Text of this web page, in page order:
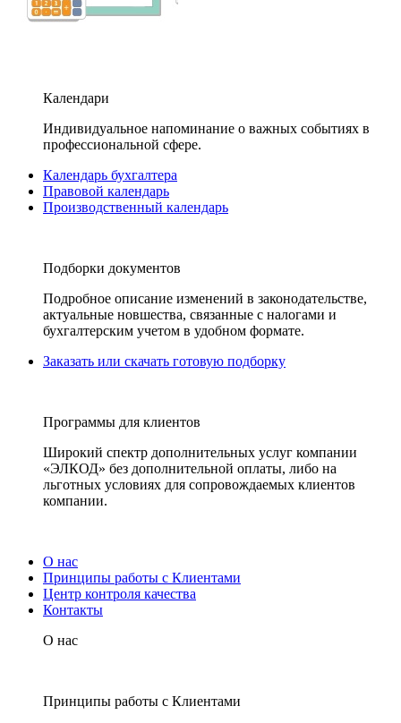
Календари
Индивидуальное напоминание о важных событиях в
профессиональной сфере.
Календарь бухгалтера
Правовой календарь
Производственный календарь
Подборки документов
Подробное описание изменений в законодательстве,
актуальные новшества, связанные с налогами и
бухгалтерским учетом в удобном формате.
Заказать или скачать готовую подборку
Программы для клиентов
Широкий спектр дополнительных услуг компании
«ЭЛКОД» без дополнительной оплаты, либо на
льготных условиях для сопровождаемых клиентов
компании.
О нас
Принципы работы с Клиентами
Центр контроля качества
Контакты
О нас
Принципы работы с Клиентами